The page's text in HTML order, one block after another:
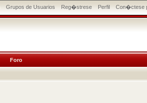
Grupos de Usuarios Reg�strese Perfil Con�ctese
Foro